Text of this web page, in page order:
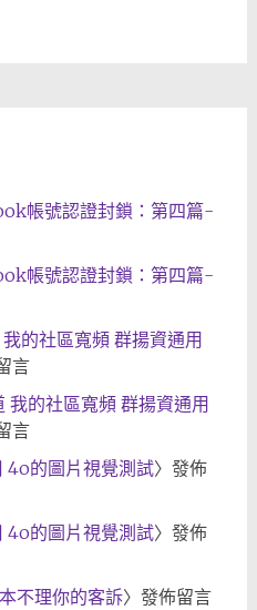
帳號認證封鎖：第四篇-
帳號認證封鎖：第四篇-
的社區寬頻 群揚資通用
言
我的社區寬頻 群揚資通用
言
的圖片視覺測試〉發佈
的圖片視覺測試〉發佈
不理你的客訴〉發佈留言